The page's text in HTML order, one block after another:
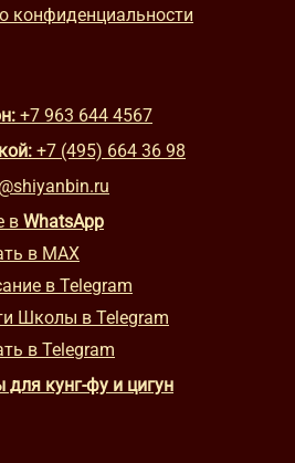
конфиденциальности
+7 963 644 4567
+7 (495) 664 36 98
в WhatsApp
в MAX
в Telegram
Школы в Telegram
в Telegram
для кунг-фу и цигун